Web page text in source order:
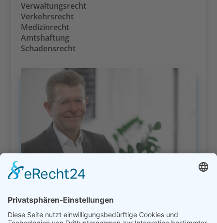
Verwaltungsrecht
Verkehrsrecht
Medizinrecht
Amtshaftung
Schadensrecht
Direktkontakt